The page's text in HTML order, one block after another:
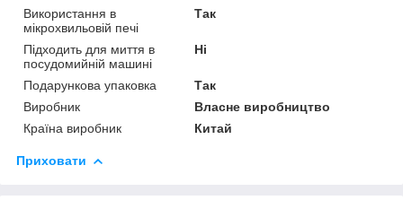
Використання в
мікрохвильовій печі
Так
Підходить для миття в
посудомийній машині
Ні
Подарункова упаковка
Так
Виробник
Власне виробництво
Країна виробник
Китай
Приховати